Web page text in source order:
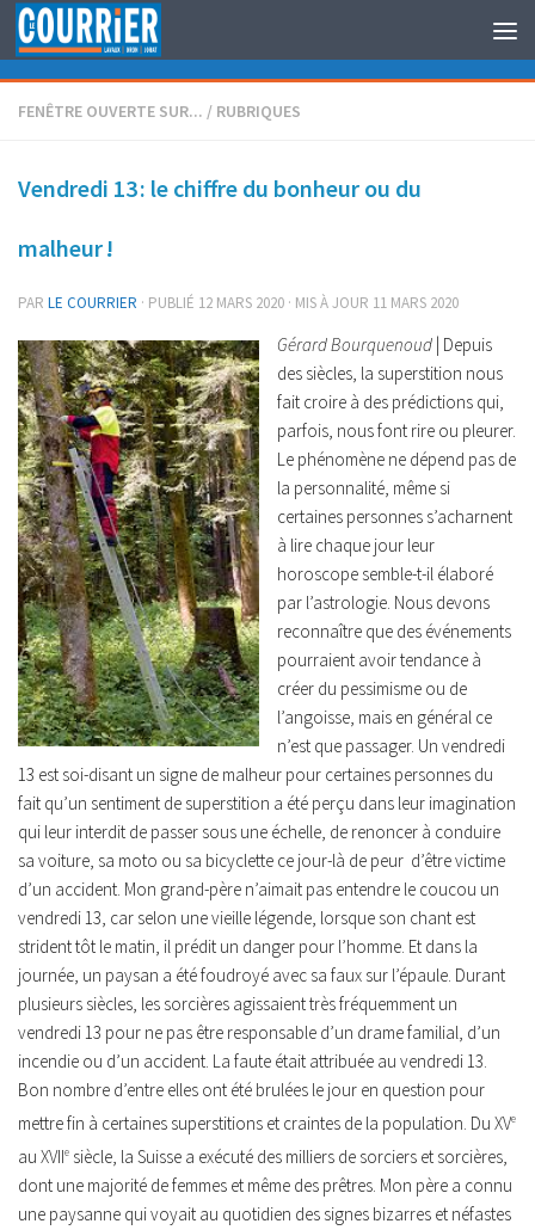
Au dessous du contenu
FENÊTRE OUVERTE SUR... / RUBRIQUES
Vendredi 13 : le chiffre du bonheur ou du
malheur !
PAR LE COURRIER · PUBLIÉ 12 MARS 2020 · MIS À JOUR 11 MARS 2020
Gérard Bourquenoud | Depuis
des siècles, la superstition nous
fait croire à des prédictions qui,
parfois, nous font rire ou pleurer.
Le phénomène ne dépend pas de
la personnalité, même si
certaines personnes s’acharnent
à lire chaque jour leur
horoscope semble-t-il élaboré
par l’astrologie. Nous devons
reconnaître que des événements
pourraient avoir tendance à
créer du pessimisme ou de
l’angoisse, mais en général ce
n’est que passager. Un vendredi
13 est soi-disant un signe de malheur pour certaines personnes du
fait qu’un sentiment de superstition a été perçu dans leur imagination
qui leur interdit de passer sous une échelle, de renoncer à conduire
sa voiture, sa moto ou sa bicyclette ce jour-là de peur d’être victime
d’un accident. Mon grand-père n’aimait pas entendre le coucou un
vendredi 13, car selon une vieille légende, lorsque son chant est
strident tôt le matin, il prédit un danger pour l’homme. Et dans la
journée, un paysan a été foudroyé avec sa faux sur l’épaule. Durant
plusieurs siècles, les sorcières agissaient très fréquemment un
vendredi 13 pour ne pas être responsable d’un drame familial, d’un
incendie ou d’un accident. La faute était attribuée au vendredi 13.
Bon nombre d’entre elles ont été brulées le jour en question pour
mettre fin à certaines superstitions et craintes de la population. Du XVe
au XVIIe siècle, la Suisse a exécuté des milliers de sorciers et sorcières,
dont une majorité de femmes et même des prêtres. Mon père a connu
une paysanne qui voyait au quotidien des signes bizarres et néfastes